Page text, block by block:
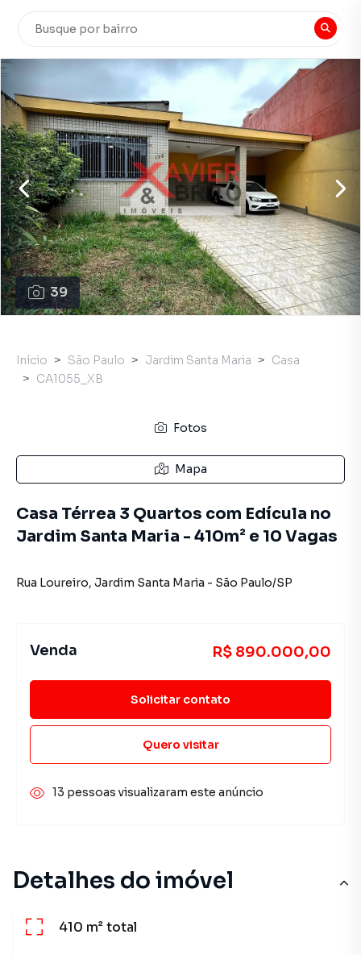
39
Detalhes do imóvel
410 m²total
Início São Paulo Jardim Santa Maria
Casa
CA1055_XB
Fotos
Mapa
Casa Térrea 3 Quartos com Edícula no
Jardim Santa Maria - 410m² e 10 Vagas
Rua Loureiro, Jardim Santa Maria - São Paulo/SP
Venda R$ 890.000,00
Solicitar contato
Quero visitar
13 pessoas visualizaram este anúncio